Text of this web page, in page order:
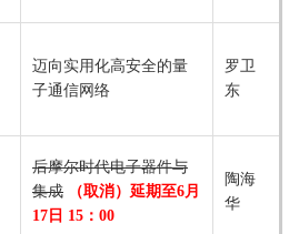
迈向实用化高安全的量
子通信网络
罗卫
东
后摩尔时代电子器件与
集成
（取消） 延期至6月
17日 15：00
陶海
华